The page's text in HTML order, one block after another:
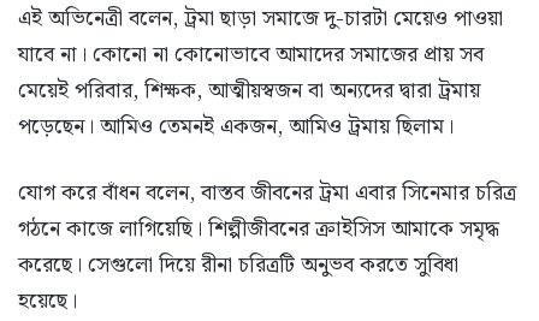
এই অভিনেত্রী বলেন, ট্রমা ছাড়া সমাজে দু-চারটা মেয়েও পাওয়া
যাবে না। কোনো না কোনোভাবে আমাদের সমাজের প্রায় সব
মেয়েই পরিবার, শিক্ষক, আত্মীয়স্বজন বা অন্যদের দ্বারা ট্রমায়
পড়েছেন। আমিও তেমনই একজন, আমিও ট্রমায় ছিলাম।
যোগ করে বাঁধন বলেন, বাস্তব জীবনের ট্রমা এবার সিনেমার চরিত্র
গঠনে কাজে লাগিয়েছি। শিল্পীজীবনের ক্রাইসিস আমাকে সমৃদ্ধ
করেছে। সেগুলো দিয়ে রীনা চরিত্রটি অনুভব করতে সুবিধা
হয়েছে।